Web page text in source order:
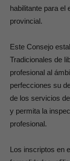
habilitante para el
provincial.
Este Consejo
Tradicionales de
profesional al
perfecciones su
de los servicios
y permita la
profesional.
Los inscriptos en